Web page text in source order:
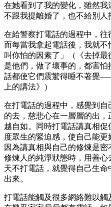
在她看到了我的變化，雖然
不跟我提離婚了，也不給別人
在給警察打電話的過程中，
而每當我拿起電話後，我就
叫你怕的因素了」（《去掉
是他們，做了壞事的，都害
話都使它們震驚得睡不著覺
上的講法》）
在打電話的過程中，感覺到
的去，慈悲心在一層層的出
越自如。同時打電話講真相
度眾生的緊迫感，使自己能更
因為講真相與自己的修煉是
修煉人的純淨狀態時，用善
天不打電話，就覺得自己生
出來。
打電話能觸及很多網絡難以